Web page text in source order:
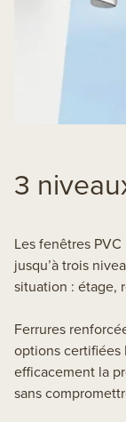
3
Les fenêtres
jusqu’à trois
situation : étage,
Ferrures
options certifiées
efficacement la
sans